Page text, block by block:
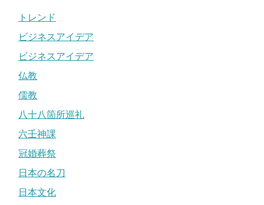
トレンド
ビジネスアイデア
ビジネスアイデア
仏教
儒教
八十八箇所巡礼
六壬神課
冠婚葬祭
日本の名刀
日本文化